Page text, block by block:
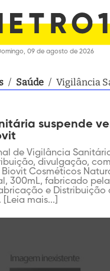
09 de agosto de 2026
/ Saúde / Vigilância
suspende
de Vigilância
divulgação,
Cosméticos
300mL, fabricado
e Distribuição
mais...]